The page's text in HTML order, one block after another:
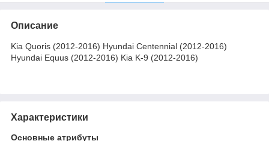
Описание
Kia Quoris (2012-2016) Hyundai Centennial (2012-2016)
Hyundai Equus (2012-2016) Kia K-9 (2012-2016)
Характеристики
Основные атрибуты